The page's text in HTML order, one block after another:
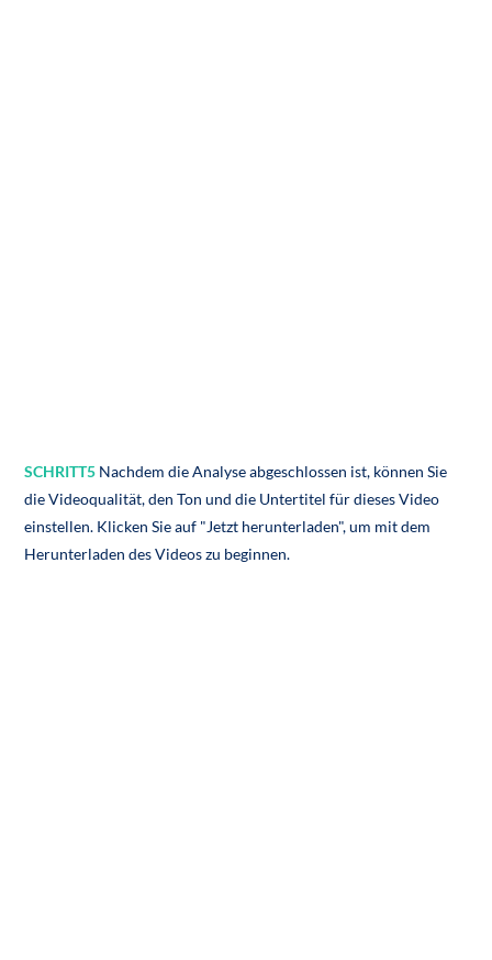
SCHRITT5 Nachdem die Analyse abgeschlossen ist, können Sie
die Videoqualität, den Ton und die Untertitel für dieses Video
einstellen. Klicken Sie auf "Jetzt herunterladen", um mit dem
Herunterladen des Videos zu beginnen.